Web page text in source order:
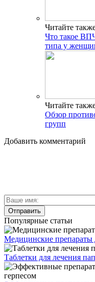
Читайте
Что такое
типа у
Читайте
Обзор
групп
Добавить комментарий
Популярные статьи
Медицинские
Таблетки для лечения